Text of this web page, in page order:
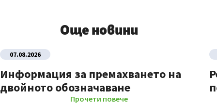
Още новини
07.08.2026
Информация за премахването на
двойното обозначаване
Прочети повече